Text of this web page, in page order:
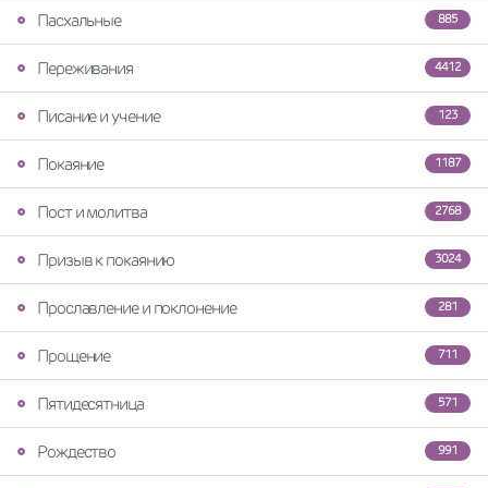
885
Пасхальные
4412
Переживания
123
Писание и учение
1187
Покаяние
2768
Пост и молитва
3024
Призыв к покаянию
281
Прославление и поклонение
711
Прощение
571
Пятидесятница
991
Рождество